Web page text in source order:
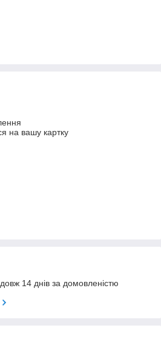
на вашу картку
14 днів за домовленістю